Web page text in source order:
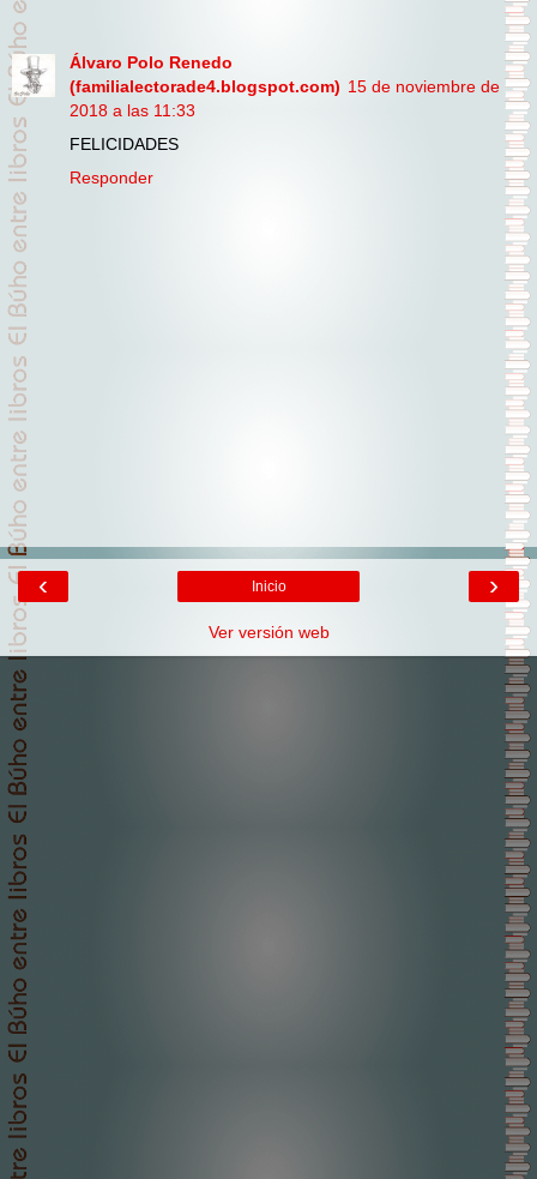
Álvaro Polo Renedo
(familialectorade4.blogspot.com) 15 de noviembre de
2018 a las 11:33
FELICIDADES
Responder
‹ ›
Inicio
Ver versión web